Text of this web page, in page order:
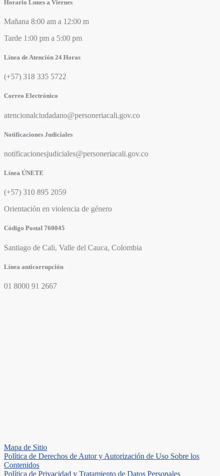
Horario Lunes a Viernes
Mañana 8:00 am a 12:00 m
Tarde 1:00 pm a 5:00 pm
Línea de Atención 24 Horas
(+57) 318 335 5722
Correo Electrónico
atencionalciudadano@personeriacali.gov.co
Notificaciones Judiciales
notificacionesjudiciales@personeriacali.gov.co
Línea ÚNETE
(+57) 310 895 2059
Orientación en violencia de género
Código Postal 760045
Santiago de Cali, Valle del Cauca, Colombia
Línea anticorrupción
01 8000 91 2667
Mapa de Sitio
Política de Derechos de Autor y Autorización de Uso Sobre los
Contenidos
Política de Privacidad y Tratamiento de Datos Personales